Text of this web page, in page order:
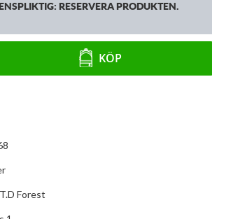
RESERVERA PRODUKTEN.
KÖP
Forest